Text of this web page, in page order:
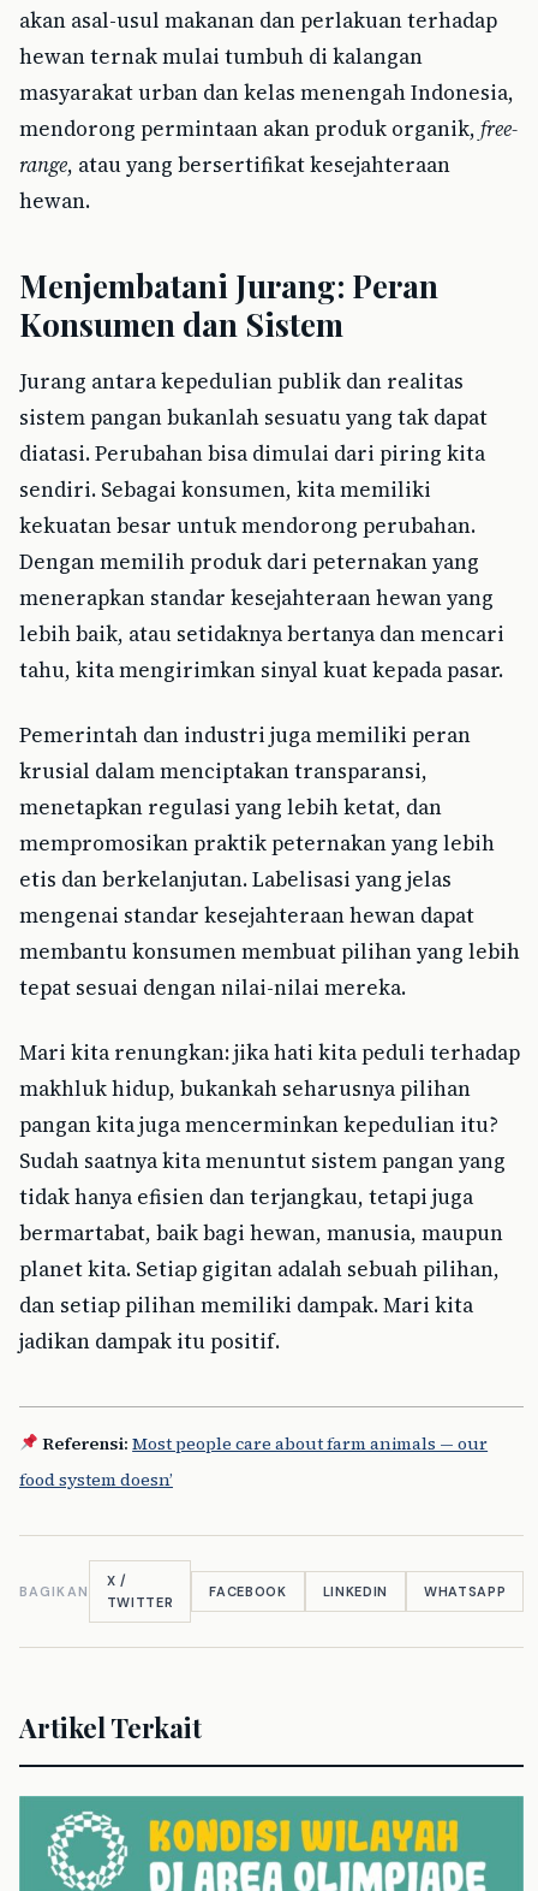
akan asal-usul makanan dan perlakuan terhadap
hewan ternak mulai tumbuh di kalangan
masyarakat urban dan kelas menengah Indonesia,
mendorong permintaan akan produk organik, free-
range, atau yang bersertifikat kesejahteraan
hewan.
Menjembatani Jurang: Peran
Konsumen dan Sistem
Jurang antara kepedulian publik dan realitas
sistem pangan bukanlah sesuatu yang tak dapat
diatasi. Perubahan bisa dimulai dari piring kita
sendiri. Sebagai konsumen, kita memiliki
kekuatan besar untuk mendorong perubahan.
Dengan memilih produk dari peternakan yang
menerapkan standar kesejahteraan hewan yang
lebih baik, atau setidaknya bertanya dan mencari
tahu, kita mengirimkan sinyal kuat kepada pasar.
Pemerintah dan industri juga memiliki peran
krusial dalam menciptakan transparansi,
menetapkan regulasi yang lebih ketat, dan
mempromosikan praktik peternakan yang lebih
etis dan berkelanjutan. Labelisasi yang jelas
mengenai standar kesejahteraan hewan dapat
membantu konsumen membuat pilihan yang lebih
tepat sesuai dengan nilai-nilai mereka.
Mari kita renungkan: jika hati kita peduli terhadap
makhluk hidup, bukankah seharusnya pilihan
pangan kita juga mencerminkan kepedulian itu?
Sudah saatnya kita menuntut sistem pangan yang
tidak hanya efisien dan terjangkau, tetapi juga
bermartabat, baik bagi hewan, manusia, maupun
planet kita. Setiap gigitan adalah sebuah pilihan,
dan setiap pilihan memiliki dampak. Mari kita
jadikan dampak itu positif.
Referensi: Most people care about farm animals — our
food system doesn’
BAGIKAN
X /
TWITTER
FACEBOOK LINKEDIN WHATSAPP
Artikel Terkait